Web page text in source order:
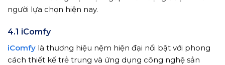
người lựa chọn hiện nay.
4.1 iComfy
iComfy là thương hiệu nệm hiện đại nổi bật với phong
cách thiết kế trẻ trung và ứng dụng công nghệ sản